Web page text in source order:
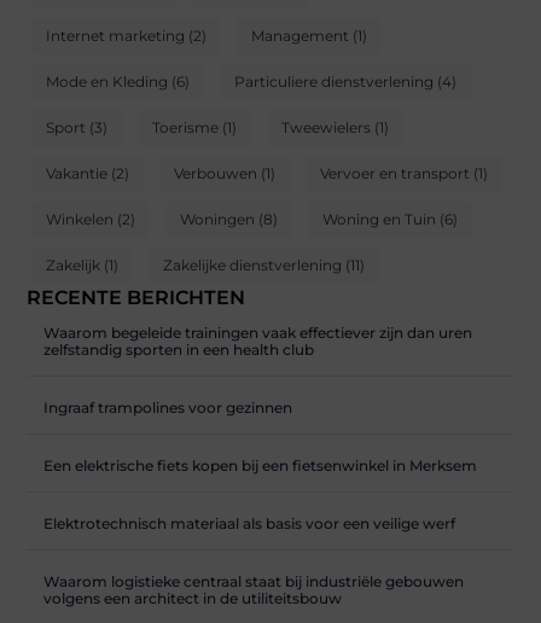
Internet marketing (2) Management (1)
Mode en Kleding (6) Particuliere dienstverlening (4)
Sport (3) Toerisme (1) Tweewielers (1)
Vakantie (2) Verbouwen (1) Vervoer en transport (1)
Winkelen (2) Woningen (8) Woning en Tuin (6)
Zakelijk (1) Zakelijke dienstverlening (11)
RECENTE BERICHTEN
Waarom begeleide trainingen vaak effectiever zijn dan uren
zelfstandig sporten in een health club
Ingraaf trampolines voor gezinnen
Een elektrische fiets kopen bij een fietsenwinkel in Merksem
Elektrotechnisch materiaal als basis voor een veilige werf
Waarom logistieke centraal staat bij industriële gebouwen
volgens een architect in de utiliteitsbouw